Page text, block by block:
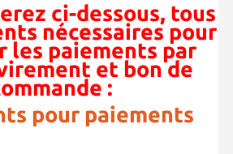
ci-dessous, tous
nécessaires pour
les paiements par
et bon de
:
pour paiements